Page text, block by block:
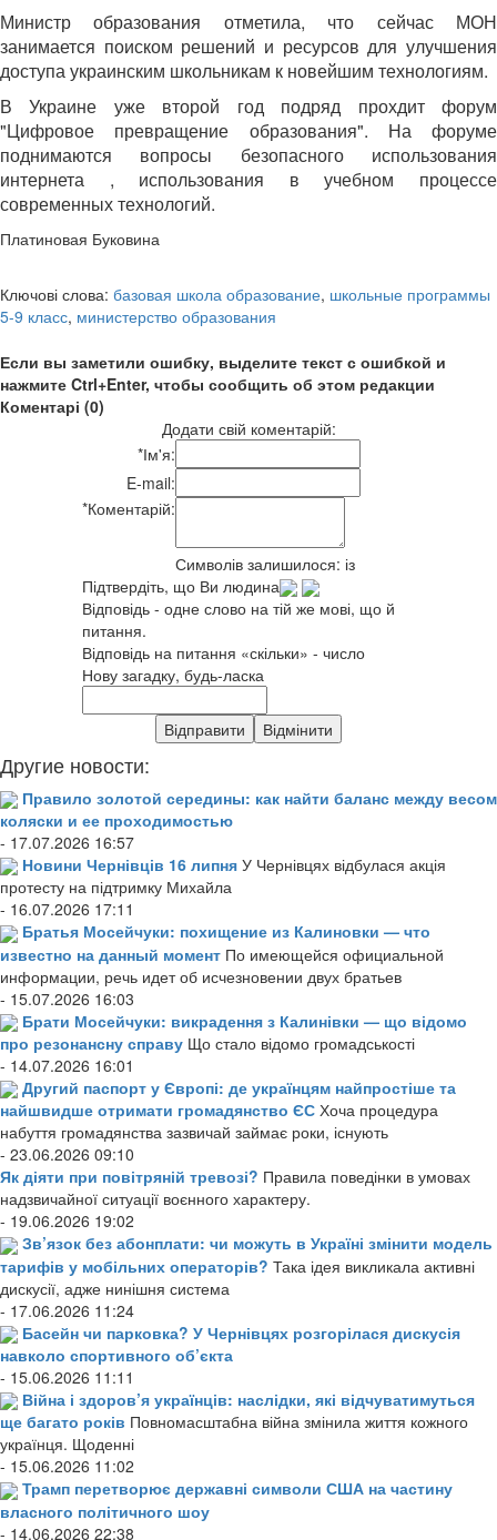
Министр образования отметила, что сейчас МОН
занимается поиском решений и ресурсов для улучшения
доступа украинским школьникам к новейшим технологиям.
В Украине уже второй год подряд прохдит форум
"Цифровое превращение образования". На форуме
поднимаются вопросы безопасного использования
интернета , использования в учебном процессе
современных технологий.
Платиновая Буковина
Ключові слова: базовая школа образование, школьные программы
5-9 класс, министерство образования
Если вы заметили ошибку, выделите текст с ошибкой и
нажмите Ctrl+Enter, чтобы сообщить об этом редакции
Коментарі (0)
Додати свій коментарій:
*Ім'я:
E-mail:
*Коментарій:
Символів залишилося: із
Підтвердіть, що Ви людина
Відповідь - одне слово на тій же мові, що й
питання.
Відповідь на питання «скільки» - число
Нову загадку, будь-ласка
Другие новости:
Правило золотой середины: как найти баланс между весом
коляски и ее проходимостью
- 17.07.2026 16:57
Новини Чернівців 16 липня У Чернівцях відбулася акція
протесту на підтримку Михайла
- 16.07.2026 17:11
Братья Мосейчуки: похищение из Калиновки — что
известно на данный момент По имеющейся официальной
информации, речь идет об исчезновении двух братьев
- 15.07.2026 16:03
Брати Мосейчуки: викрадення з Калинівки — що відомо
про резонансну справу Що стало відомо громадськості
- 14.07.2026 16:01
Другий паспорт у Європі: де українцям найпростіше та
найшвидше отримати громадянство ЄС Хоча процедура
набуття громадянства зазвичай займає роки, існують
- 23.06.2026 09:10
Як діяти при повітряній тревозі? Правила поведінки в умовах
надзвичайної ситуації воєнного характеру.
- 19.06.2026 19:02
Зв’язок без абонплати: чи можуть в Україні змінити модель
тарифів у мобільних операторів? Така ідея викликала активні
дискусії, адже нинішня система
- 17.06.2026 11:24
Басейн чи парковка? У Чернівцях розгорілася дискусія
навколо спортивного об’єкта
- 15.06.2026 11:11
Війна і здоров’я українців: наслідки, які відчуватимуться
ще багато років Повномасштабна війна змінила життя кожного
українця. Щоденні
- 15.06.2026 11:02
Трамп перетворює державні символи США на частину
власного політичного шоу
- 14.06.2026 22:38